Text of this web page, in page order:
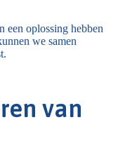
een oplossing hebben
we samen
van